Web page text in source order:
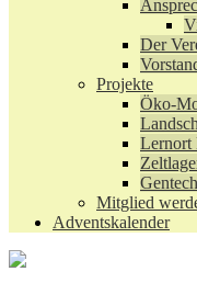
Der
Projekte
Öko-
Mitglied
Adventskalender